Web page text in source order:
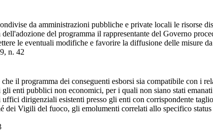
da amministrazioni pubbliche e private locali le risorse
del programma il rappresentante del Governo
le eventuali modifiche e favorire la diffusione delle misure
n. 42
il programma dei conseguenti esborsi sia compatibile con i
enti pubblici non economici, per i quali non siano stati
dirigenziali esistenti presso gli enti con corrispondente
dei Vigili del fuoco, gli emolumenti correlati allo specifico